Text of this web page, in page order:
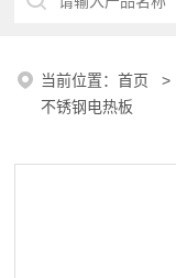
当前位置：首页 >
不锈钢电热板